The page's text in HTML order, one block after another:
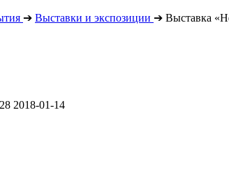
➔ Выставки и экспозиции ➔ Выставка
2018-01-14